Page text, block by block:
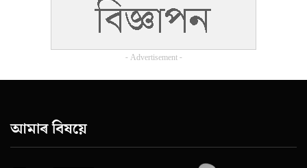
- Advertisement -
আমাৰ বিষয়ে